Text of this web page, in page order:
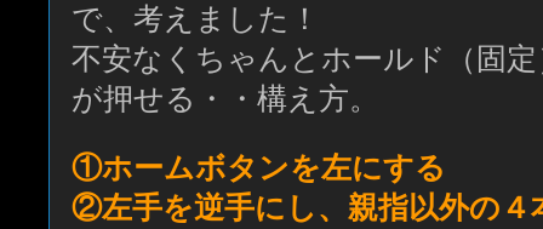
で、考えました！
不安なくちゃんとホールド（固
が押せる・・構え方。
①ホームボタンを左にする
②左手を逆手にし、親指以外の４